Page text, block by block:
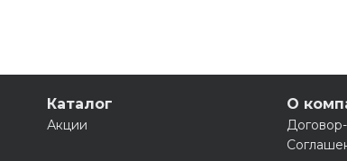
Каталог
Акции
О